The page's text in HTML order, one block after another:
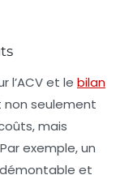
l’ACV et le bilan
non seulement
mais
exemple, un
et